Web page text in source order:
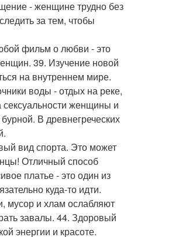
- женщине трудно без
за тем, чтобы
фильм о любви - это
39. Изучение новой
на внутреннем мире.
воды - отдых на реке,
сексуальности женщины и
В древнегреческих
вид спорта. Это может
Отличный способ
платье - это один из
куда-то идти.
мусор и хлам ослабляют
завалы. 44. Здоровый
энергии и красоте.